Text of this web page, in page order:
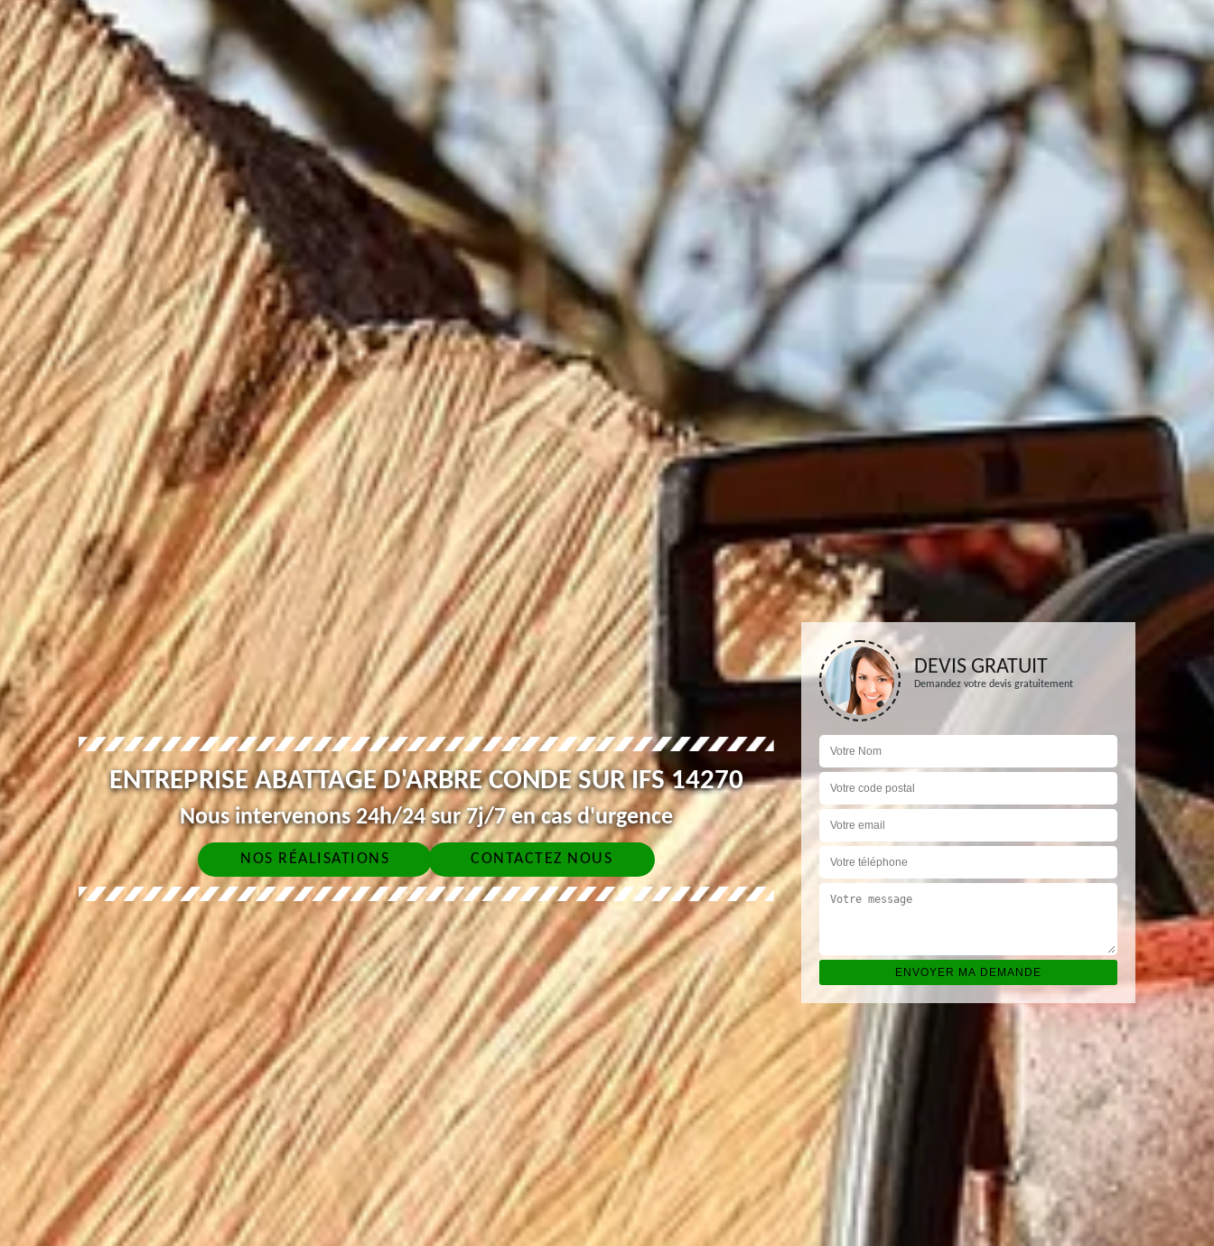
ENTREPRISE ABATTAGE D'ARBRE CONDE SUR IFS 14270
Nous intervenons 24h/24 sur 7j/7 en cas d'urgence
NOS RÉALISATIONS CONTACTEZ NOUS
DEVIS GRATUIT
Demandez votre devis gratuitement